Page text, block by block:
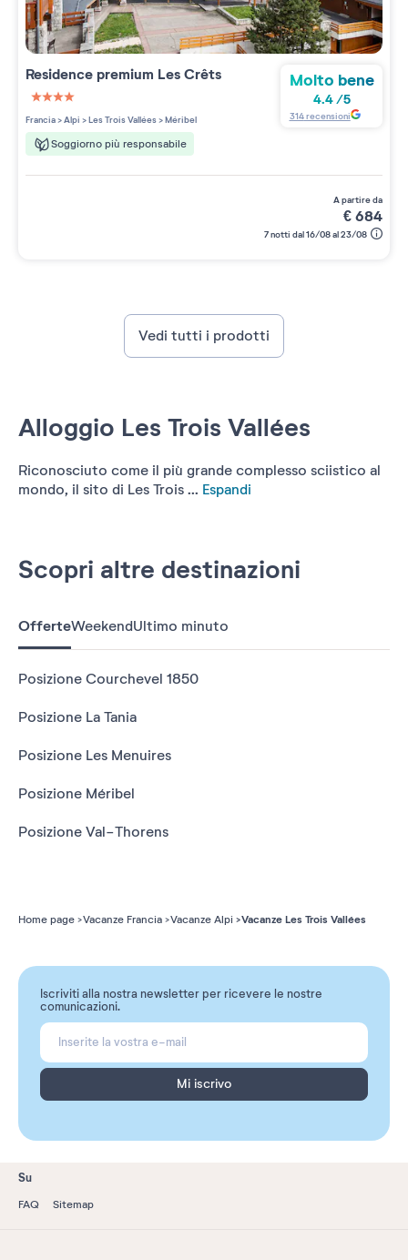
Alloggio Les Trois Vallées
Riconosciuto come il più grande complesso sciistico al
mondo, il sito di Les Trois ... Espandi
Residence premium Les Crêts
4 étoiles sur 5
Francia>Alpi >Les Trois Vallées>Méribel
Soggiorno più responsabile
Molto bene
4.4/5
314recensioni
a partire da
€684
7 notti dal 16/08 al 23/08
Vedi tutti i prodotti
Scopri altre destinazioni
OfferteWeekendUltimo minuto
Posizione Courchevel 1850
Posizione La Tania
Posizione Les Menuires
Posizione Méribel
Posizione Val-Thorens
Home page Vacanze Francia Vacanze Alpi Vacanze Les Trois Vallées
Iscriviti alla nostra newsletter per ricevere le nostre
comunicazioni.
Mi iscrivo
Su
FAQ Sitemap